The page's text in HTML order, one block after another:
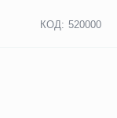
КОД: 520000